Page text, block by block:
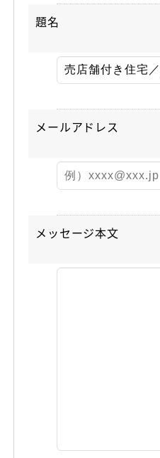
題名
メールアドレス
メッセージ本文